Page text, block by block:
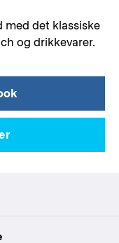
med det klassiske
og drikkevarer.